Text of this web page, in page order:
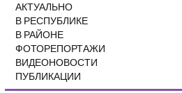
АКТУАЛЬНО
В РЕСПУБЛИКЕ
В РАЙОНЕ
ФОТОРЕПОРТАЖИ
ВИДЕОНОВОСТИ
ПУБЛИКАЦИИ